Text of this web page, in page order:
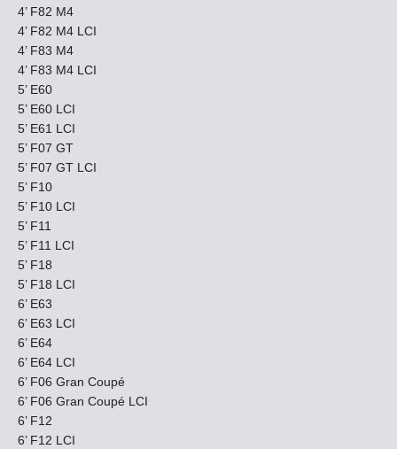
4’ F82 M4
4’ F82 M4 LCI
4’ F83 M4
4’ F83 M4 LCI
5’ E60
5’ E60 LCI
5’ E61 LCI
5’ F07 GT
5’ F07 GT LCI
5’ F10
5’ F10 LCI
5’ F11
5’ F11 LCI
5’ F18
5’ F18 LCI
6’ E63
6’ E63 LCI
6’ E64
6’ E64 LCI
6’ F06 Gran Coupé
6’ F06 Gran Coupé LCI
6’ F12
6’ F12 LCI